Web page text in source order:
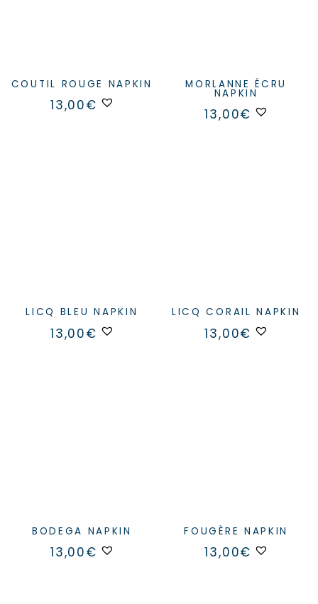
COUTIL ROUGE NAPKIN
13,00€
MORLANNE ÉCRU
NAPKIN
13,00€
LICQ BLEU NAPKIN
13,00€
LICQ CORAIL NAPKIN
13,00€
BODEGA NAPKIN
13,00€
FOUGÈRE NAPKIN
13,00€